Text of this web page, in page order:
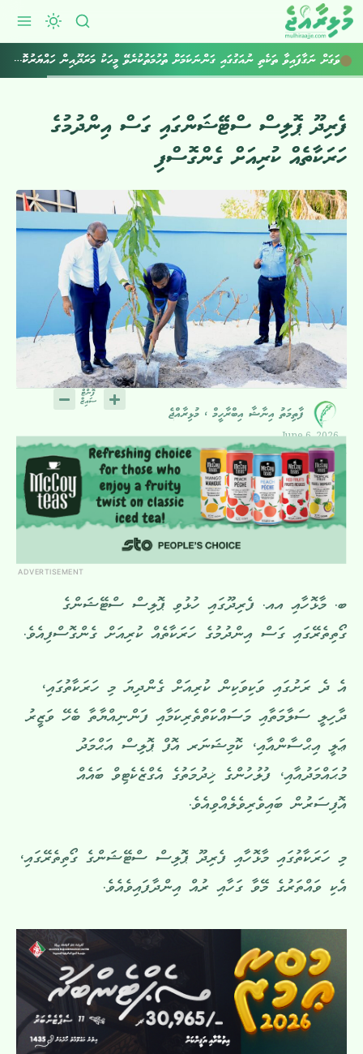
ވަގަށް ނަގާފައިވާ ތަކެތި ނުއަގުގައި ގަންނަކަމަށް ތުހުމަތުކުރެވޭ މީހަކު މަރަދޫއިން ހައްޔަރުކޮށްފި
ފެރިދޫ ޕޮލިސް ސްޓޭޝަންގައި ގަސް އިންދުމުގެ
ހަރަކާތެއް ކުރިއަށް ގެންގޮސްފި
ފާތިމަތު އިނާޝާ އިބްރާހީމް ، މުޅިރާއްޖެ
June 6, 2026
ADVERTISEMENT
ބ. މާޅޮހާއި އއ. ފެރިދޫގައި ހުޅުވި ޕޮލިސް ސްޓޭޝަންގެ
ގޯތިތެރޭގައި ގަސް އިންދުމުގެ ހަރަކާތެއް ކުރިއަށް ގެންގޮސްފިއެވެ.
އެ ދެ ރަށުގައި ވަކިވަކިން ކުރިއަށް ގެންދިޔަ މި ހަރަކާތުގައި،
ދާހިލީ ސަލާމަތާއި މަސައްކަތްތެރިކަމާއި ފަންނިއްޔާތާ ބެހޭ ވަޒީރު
ޢަލީ އިޙްސާންއާއި، ކޮމިޝަނަރ އޮފް ޕޮލިސް އަޙްމަދު
މުޙައްމަދުއާއި، ފުލުހުންގެ ޚިދުމަތުގެ އެގްޒެކެޓިވް ބައެއް
އޮފިސަރުން ބައިވެރިވެލެއްވިއެވެ.
މި ހަރަކާތުގައި މާޅޮހާއި ފެރިދޫ ޕޮލިސް ސްޓޭޝަންގެ ގޯތިތެރޭގައި،
އެކި ވައްތަރުގެ މޭވާ ގަހާއި ރުއް އިންދާފައިވެއެވެ.